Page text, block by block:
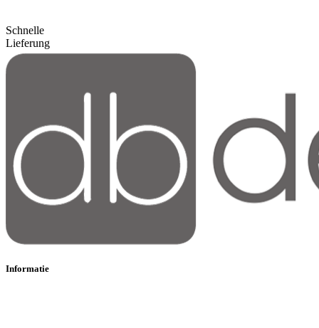
Schnelle
Lieferung
Informatie